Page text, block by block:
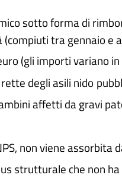
sotto forma di
tra gennaio e
(gli importi variano in
degli asili nido
affetti da gravi
non viene assorbita
strutturale che non